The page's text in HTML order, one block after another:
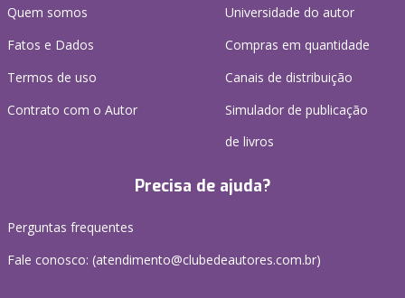
Quem somos
Fatos e Dados
Termos de uso
Contrato com o Autor
Universidade do autor
Compras em quantidade
Canais de distribuição
Simulador de publicação
de livros
Precisa de ajuda?
Perguntas frequentes
Fale conosco: (atendimento@clubedeautores.com.br)